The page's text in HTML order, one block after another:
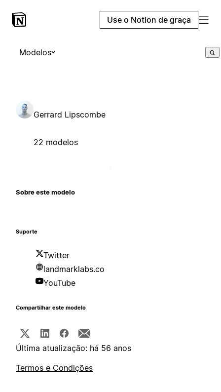
Use o Notion de graça
Modelos
Gerrard Lipscombe
22 modelos
Sobre este modelo
Suporte
Twitter
landmarklabs.co
YouTube
Compartilhar este modelo
Última atualização: há 56 anos
Termos e Condições